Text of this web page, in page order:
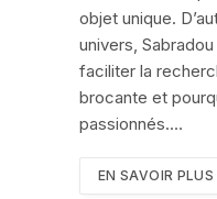
objet unique.
univers,
faciliter la
brocante et
passionnés.…
EN SAVOIR PLUS